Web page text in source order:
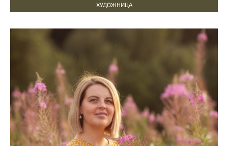
ХУДОЖНИЦА